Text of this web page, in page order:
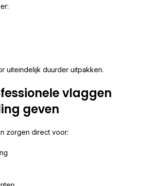
uiteindelijk duurder uitpakken.
vlaggen
geven
zorgen direct voor: